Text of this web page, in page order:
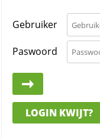
Gebruiker
Paswoord
LOGIN KWIJT?